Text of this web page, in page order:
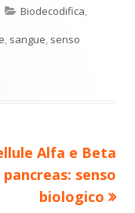
n Categorie
Biodecodifica,
, sangue, senso
Alfa e Beta
pancreas: senso
biologico